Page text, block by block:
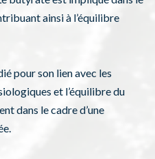
ainsi à l’équilibre
pour son lien avec les
et l’équilibre du
dans le cadre d’une